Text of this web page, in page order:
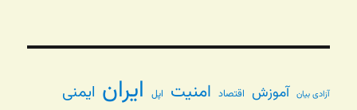
آزادی بیان آموزش اقتصاد امنیت اپل ایران ایمنی